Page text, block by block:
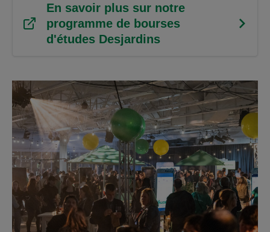
En savoir plus sur notre
programme de bourses
d'études Desjardins